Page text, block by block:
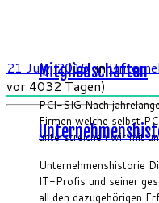
Mitgliedschaften
PCI-SIG Nach
Firmen welche selbst
unterstreichen wir mit
21 July, 2015in
vor 4032 Tagen)
Unternehmenshistorie
IT-Profis und seiner
all den dazugehörigen